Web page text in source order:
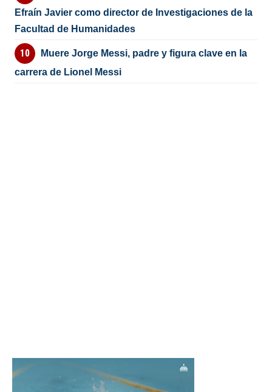
Efraín Javier como director de Investigaciones de la
Facultad de Humanidades
Muere Jorge Messi, padre y figura clave en la
carrera de Lionel Messi